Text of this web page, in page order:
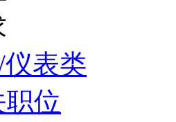
表类
位